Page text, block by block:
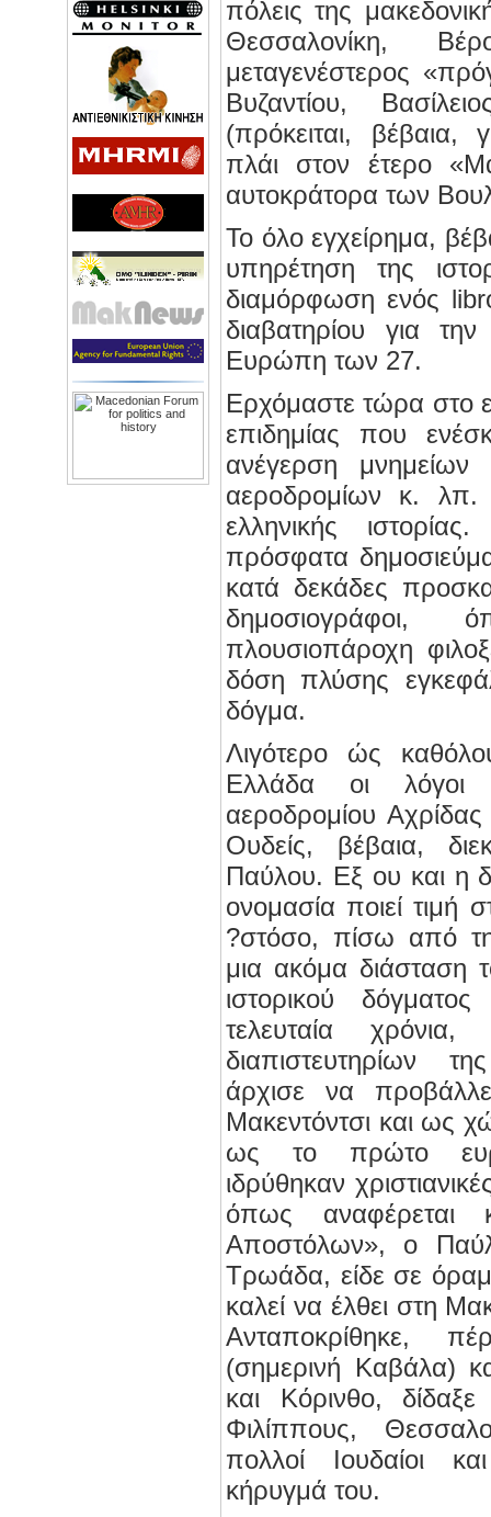
πόλεις της
Θεσσαλονίκη,
μεταγενέστερος
Βυζαντίου,
(πρόκειται, βέβαια,
πλάι στον έτερο
αυτοκράτορα των
Το όλο εγχείρημα,
υπηρέτηση της
διαμόρφωση ενός
διαβατηρίου για
Ευρώπη των 27.
Ερχόμαστε τώρα στο
επιδημίας που
ανέγερση
αεροδρομίων κ. λπ.
ελληνικής
πρόσφατα
κατά δεκάδες
πλουσιοπάροχη
δόση πλύσης
δόγμα.
Λιγότερο ώς
Ελλάδα οι λόγοι
αεροδρομίου
Ουδείς, βέβαια,
Παύλου. Εξ ου και η
ονομασία ποιεί
?στόσο, πίσω από
μια ακόμα διάσταση
ιστορικού
τελευταία
διαπιστευτηρίων
άρχισε να
Μακεντόντσι και ως
ως το πρώτο
ιδρύθηκαν
όπως αναφέρεται
Αποστόλων», ο
Τρωάδα, είδε σε
καλεί να έλθει στη
Ανταποκρίθηκε,
(σημερινή Καβάλα)
και Κόρινθο,
Φιλίππους,
πολλοί Ιουδαίοι
κήρυγμά του.